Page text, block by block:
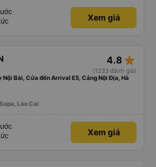
Xem giá
4.8 star_rate
(1233 đánh giá)
Nội Bài, Cửa đến Arrival E5, Cảng Nội Địa, Hà
Lào Cai
Xem giá